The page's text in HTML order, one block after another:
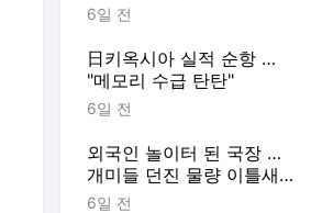
6일 전
日키옥시아 실적 순항 …
"메모리 수급 탄탄"
6일 전
외국인 놀이터 된 국장 …
개미들 던진 물량 이틀새
8.5조 쓸어담아
6일 전